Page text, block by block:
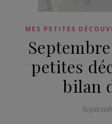
MES PETITES
petites
bilan